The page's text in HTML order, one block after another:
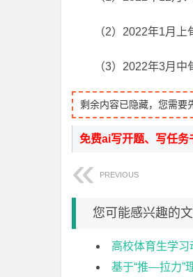
（2）2022年1月
（3）2022年3月
剩余内容已隐藏，您需要
免费ai写开题、写任务
PREVIOUS
您可能感兴趣的
高校体育生学
基于“推—拉力”